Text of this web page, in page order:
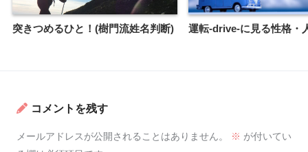
突きつめるひと！(樹門流姓名判断) 運転-drive-に見る性格・
コメントを残す
メールアドレスが公開されることはありません。 ※ が付いてい